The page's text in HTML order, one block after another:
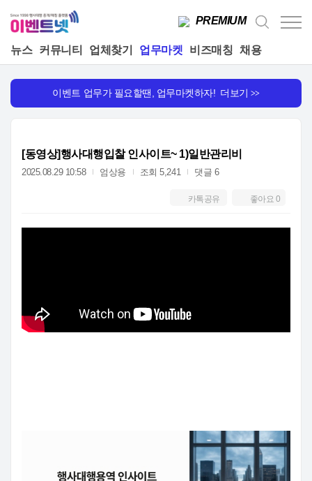
PREMIUM
뉴스 커뮤니티 업체찾기 업무마켓 비즈매칭 채용
이벤트 업무가 필요할땐, 업무마켓하자! 더보기 >>
[동영상]행사대행입찰 인사이트~ 1)일반관리비
2025.08.29 10:58 엄상용 조회 5,241 댓글 6
좋아요 0
카톡공유